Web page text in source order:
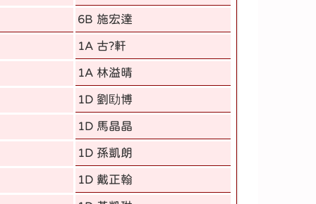
6B 施宏達
1A 古?軒
1A 林溢晴
1D 劉劻博
1D 馬晶晶
1D 孫凱朗
1D 戴正翰